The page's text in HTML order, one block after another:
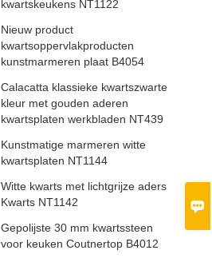

kwartskeukens NT1122
Nieuw product
kwartsoppervlakproducten
kunstmarmeren plaat B4054
Calacatta klassieke kwartszwarte
kleur met gouden aderen
kwartsplaten werkbladen NT439
Kunstmatige marmeren witte
kwartsplaten NT1144
Witte kwarts met lichtgrijze aders
Kwarts NT1142
Gepolijste 30 mm kwartssteen
voor keuken Coutnertop B4012